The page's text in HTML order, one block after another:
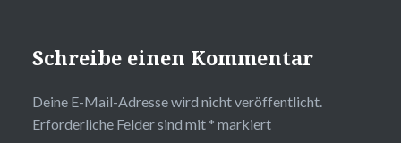
Schreibe einen Kommentar
Deine E-Mail-Adresse wird nicht veröffentlicht.
Erforderliche Felder sind mit * markiert